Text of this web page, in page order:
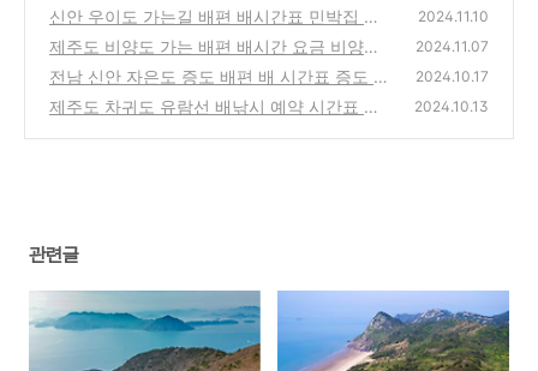
정보
(6)
신안 우이도 가는길 배편 배시간표 민박집 둘
레길
(3)
2024.11.10
제주도 비양도 가는 배편 배시간 요금 비양도
섬여행 정보 둘레길
(7)
2024.11.07
전남 신안 자은도 증도 배편 배 시간표 증도 가
볼만한곳 여행 정보 모실길 코스
(8)
2024.10.17
제주도 차귀도 유람선 배낚시 예약 시간표 섬
2024.10.13
관련글